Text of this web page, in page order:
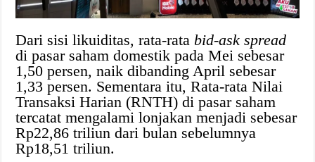
Dari sisi likuiditas, rata-rata bid-ask spread
di pasar saham domestik pada Mei sebesar
1,50 persen, naik dibanding April sebesar
1,33 persen. Sementara itu, Rata-rata Nilai
Transaksi Harian (RNTH) di pasar saham
tercatat mengalami lonjakan menjadi sebesar
Rp22,86 triliun dari bulan sebelumnya
Rp18,51 triliun.